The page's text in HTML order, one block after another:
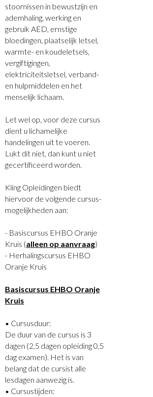
stoornissen in bewustzijn en
ademhaling, werking en
gebruik AED, ernstige
bloedingen, plaatselijk letsel,
warmte- en koudeletsels,
vergiftigingen,
elektriciteitsletsel, verband-
en hulpmiddelen en het
menselijk lichaam.
Let wel op, voor deze cursus
dient u lichamelijke
handelingen uit te voeren.
Lukt dit niet, dan kunt u niet
gecertificeerd worden.
Kling Opleidingen biedt
hiervoor de volgende cursus-
mogelijkheden aan:
- Basiscursus EHBO Oranje
Kruis (alleen op aanvraag)
- Herhalingscursus EHBO
Oranje Kruis
Basiscursus EHBO Oranje
Kruis
• Cursusduur:
De duur van de cursus is 3
dagen (2,5 dagen opleiding 0,5
dag examen). Het is van
belang dat de cursist alle
lesdagen aanwezig is.
• Cursustijden: